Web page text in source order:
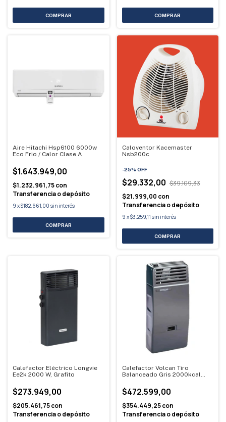
Aire Hitachi Hsp6100 6000w
Eco Frio / Calor Clase A
$1.643.949,00
$1.232.961,75con
Transferencia o depósito
9 x$182.661,00 sin interés
Caloventor Kacemaster
Nsb200c
-25% OFF
$29.332,00 $39.109,33
$21.999,00 con
Transferencia o depósito
9 x$3.259,11 sin interés
Calefactor Eléctrico Longvie
Ee2k 2000 W, Grafito
$273.949,00
$205.461,75con
Transferencia o depósito
Calefactor Volcan Tiro
Balanceado Gris 2000kcal
$472.599,00
$354.449,25con
Transferencia o depósito